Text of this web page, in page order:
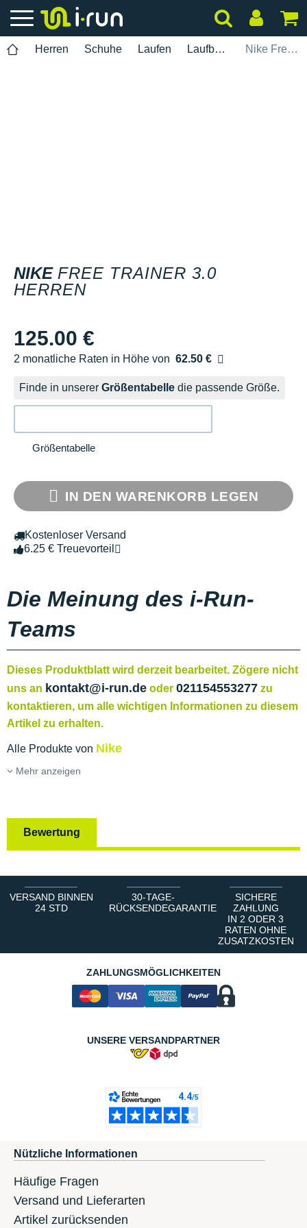
Herren Schuhe Laufen Laufbahn Nike Free Trainer 3.0 Herren
NIKE FREE TRAINER 3.0
HERREN
125.00 €
2 monatliche Raten in Höhe von 62.50 €
Ohne Zusatzkosten
Finde in unserer Größentabelle die passende Größe.
Größentabelle
IN DEN WARENKORB LEGEN
Kostenloser Versand
6.25 € Treuevorteil
Die Meinung des i-Run-
Teams
Dieses Produktblatt wird derzeit bearbeitet. Zögere nicht
uns an kontakt@i-run.de oder 021154553277 zu
kontaktieren, um alle wichtigen Informationen zu diesem
Artikel zu erhalten.
Alle Produkte von Nike
Mehr anzeigen
Bewertung
VERSAND BINNEN
24 STD
30-TAGE-
RÜCKSENDEGARANTIE
SICHERE
ZAHLUNG
IN 2 ODER 3
RATEN OHNE
ZUSATZKOSTEN
ZAHLUNGSMÖGLICHKEITEN
UNSERE VERSANDPARTNER
Nützliche Informationen
Häufige Fragen
Versand und Lieferarten
Artikel zurücksenden